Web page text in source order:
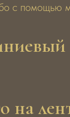
с помощью
на